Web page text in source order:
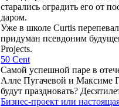
старались оградить его от
даром.
Уже в школе Curtis
придуман псевдоним
Projects.
50 Cent
Самой успешной паре в
Алле Пугачевой и Максиме
будут праздновать?
Бизнес-проект или